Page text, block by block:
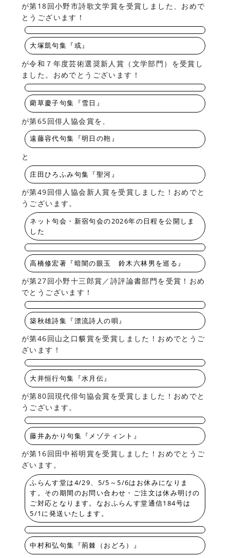
が第18回小野市詩歌文学賞を受賞しました、おめで
とうございます！
大塚凱句集『或』
が令和７年度芸術選奨新人賞（文学部門）を受賞し
ました。おめでとうございます！
藺草慶子句集『雪日』
が第65回俳人協会賞を、
遠藤容代句集『明日の鞄』
と
庄田ひろふみ句集『聖河』
が第49回俳人協会新人賞を受賞しました！おめでと
うございます。
ネット句会・新宿句会の2026年の日程を公開しま
した
高橋修宏著『暗闇の眼玉 鈴木六林男を巡る』
が第27回小野十三郎賞／詩評論書部門を受賞！おめ
でとうございます！
築秋雄詩集『漂流詩人の唄』
が第46回山之口貘賞を受賞しました！おめでとうご
ざいます！
大井恒行句集『水月伝』
が第80回現代俳句協会賞を受賞しました！おめでと
うございます。
藤井あかり句集『メゾティント』
が第16回田中裕明賞を受賞しました！おめでとうご
ざいます。
ふらんす堂は4/29、5/5～5/6はお休みになりま
す。その期間のお問い合わせ・ご注文は休み明けの
ご対応となります。なおふらんす堂通信184号は
5/1に発送いたします。
中村和弘句集『荊棘（おどろ）』